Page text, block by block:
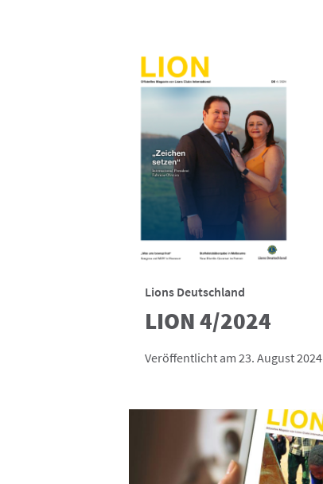
Lions Deutschland
LION 4/2024
Veröffentlicht am 23. August 2024